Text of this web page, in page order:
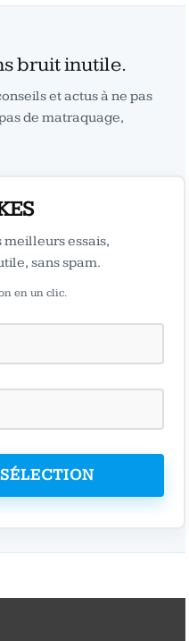
bruit inutile.
et actus à ne pas
de matraquage,
meilleurs essais,
sans spam.
en un clic.